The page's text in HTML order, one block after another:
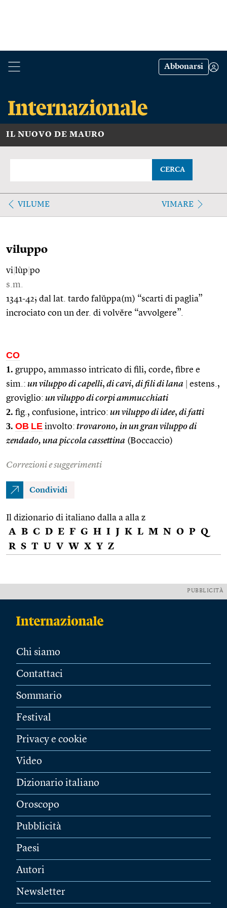
Abbonarsi
IL NUOVO DE MAURO
CERCA
VILUME VIMARE
viluppo
vi lùp po
s.m.
1341-42; dal lat. tardo falŭppa(m) “scarti di paglia”
incrociato con un der. di volvĕre “avvolgere”.
CO
1. gruppo, ammasso intricato di fili, corde, fibre e
sim.: un viluppo di capelli, di cavi, di fili di lana
estens.,
groviglio: un viluppo di corpi ammucchiati
2. fig., confusione, intrico: un viluppo di idee, di fatti
3. OB LE involto: trovarono, in un gran viluppo di
zendado, una piccola cassettina (Boccaccio)
Correzioni e suggerimenti
Condividi
Il dizionario di italiano dalla a alla z
A B C D E F G H I J K L M N O P Q
R S T U V W X Y Z
PUBBLICITÀ
Chi siamo
Contattaci
Sommario
Festival
Privacy e cookie
Video
Dizionario italiano
Oroscopo
Pubblicità
Paesi
Autori
Newsletter